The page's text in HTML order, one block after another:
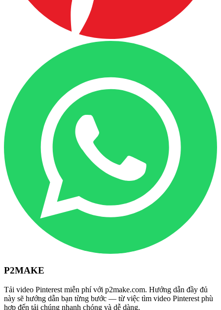
P2MAKE
Tải video Pinterest miễn phí với p2make.com. Hướng dẫn đầy đủ
này sẽ hướng dẫn bạn từng bước — từ việc tìm video Pinterest phù
hợp đến tải chúng nhanh chóng và dễ dàng.